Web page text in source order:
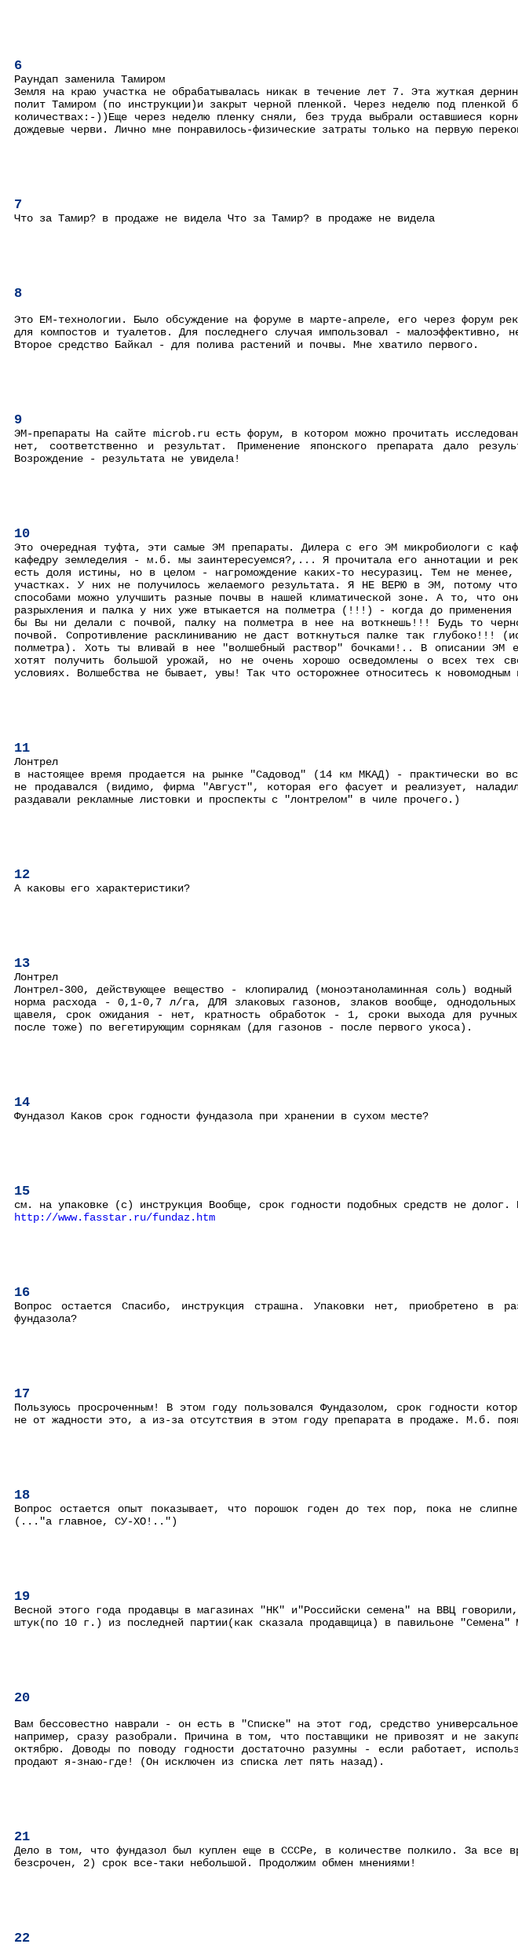
6
Раундап заменила Тамиром
Земля на краю участка не обрабатывалась никак в течение лет 7. Эта жуткая
полит Тамиром (по инструкции)и закрыт черной пленкой. Через неделю под
количествах:-))Еще через неделю пленку сняли, без труда выбрали оставшиеся
дождевые черви. Лично мне понравилось-физические затраты только на первую
7
Что за Тамир? в продаже не видела Что за Тамир? в продаже не видела
8
Это ЕМ-технологии. Было обсуждение на форуме в марте-апреле, его через форум
для компостов и туалетов. Для последнего случая импользовал -
Второе средство Байкал - для полива растений и почвы. Мне хватило первого.
9
ЭМ-препараты На сайте microb.ru есть форум, в котором можно прочитать
нет, соответственно и результат. Применение японского препарата дало
Возрождение - результата не увидела!
10
Это очередная туфта, эти самые ЭМ препараты. Дилера с его ЭМ микробиологи с
кафедру земледелия - м.б. мы заинтересуемся?,... Я прочитала его аннотации и
есть доля истины, но в целом - нагромождение каких-то несуразиц. Тем не
участках. У них не получилось желаемого результата. Я НЕ ВЕРЮ в ЭМ, потому
способами можно улучшить разные почвы в нашей климатической зоне. А то, что
разрыхления и палка у них уже втыкается на полметра (!!!) - когда до
бы Вы ни делали с почвой, палку на полметра в нее на воткнешь!!! Будь то
почвой. Сопротивление расклиниванию не даст воткнуться палке так
полметра). Хоть ты вливай в нее "волшебный раствор" бочками!.. В описании ЭМ
хотят получить большой урожай, но не очень хорошо осведомлены о всех тех
условиях. Волшебства не бывает, увы! Так что осторожнее относитесь к новомодным
11
Лонтрел
в настоящее время продается на рынке "Садовод" (14 км МКАД) - практически во
не продавался (видимо, фирма "Август", которая его фасует и реализует,
раздавали рекламные листовки и проспекты с "лонтрелом" в чиле прочего.)
12
А каковы его характеристики?
13
Лонтрел
Лонтрел-300, действующее вещество - клопиралид (моноэтаноламинная соль)
норма расхода - 0,1-0,7 л/га, ДЛЯ злаковых газонов, злаков вообще,
щавеля, срок ожидания - нет, кратность обработок - 1, сроки выхода для
после тоже) по вегетирующим сорнякам (для газонов - после первого укоса).
14
Фундазол Каков срок годности фундазола при хранении в сухом месте?
15
см. на упаковке (с) инструкция Вообще, срок годности подобных средств не
http://www.fasstar.ru/fundaz.htm
16
Вопрос остается Спасибо, инструкция страшна. Упаковки нет, приобретено в
фундазола?
17
Пользуюсь просроченным! В этом году пользовался Фундазолом, срок годности
не от жадности это, а из-за отсутствия в этом году препарата в продаже. М.б.
18
Вопрос остается опыт показывает, что порошок годен до тех пор, пока не
(..."а главное, СУ-ХО!..")
19
Весной этого года продавцы в магазинах "НК" и"Российски семена" на ВВЦ
штук(по 10 г.) из последней партии(как сказала продавщица) в павильоне
20
Вам бессовестно наврали - он есть в "Списке" на этот год, средство
например, сразу разобрали. Причина в том, что поставщики не привозят и не
октябрю. Доводы по поводу годности достаточно разумны - если работает,
продают я-знаю-где! (Он исключен из списка лет пять назад).
21
Дело в том, что фундазол был куплен еще в СССРе, в количестве полкило. За все
безсрочен, 2) срок все-таки небольшой. Продолжим обмен мнениями!
22